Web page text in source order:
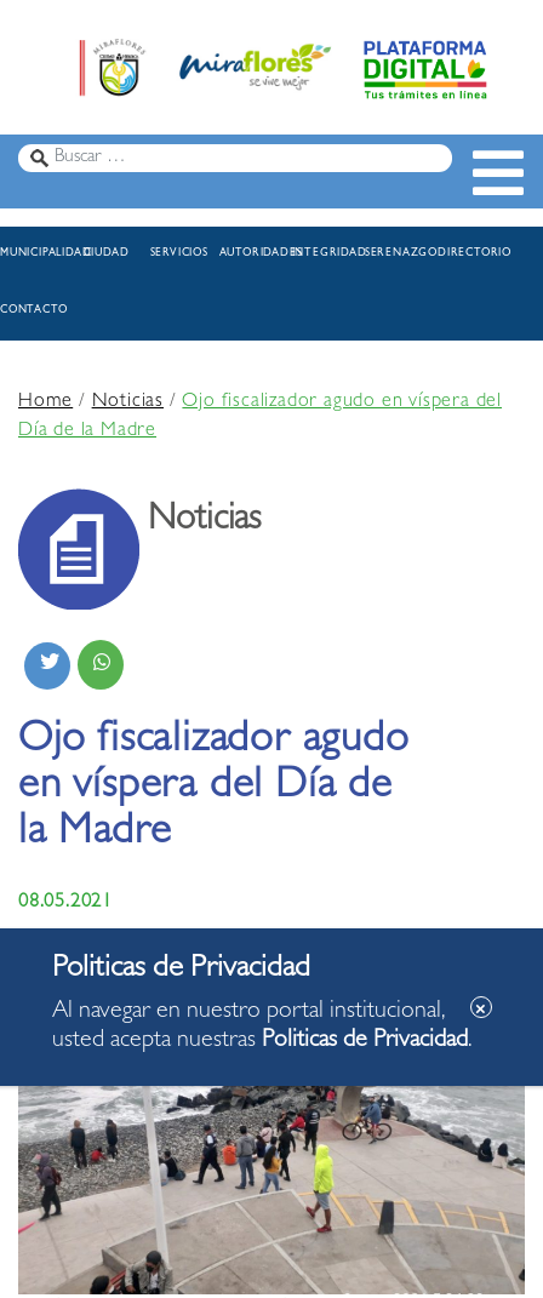
MUNICIPALIDADCIUDAD SERVICIOS AUTORIDADESINTEGRIDADSERENAZGODIRECTORIO
CONTACTO
Home/Noticias /Ojo fiscalizador agudo en víspera del
Día de la Madre
Noticias
Ojo fiscalizador agudo
en víspera del Día de
la Madre
08.05.2021
Al navegar en nuestro portal institucional,
usted acepta nuestras Politicas de Privacidad.